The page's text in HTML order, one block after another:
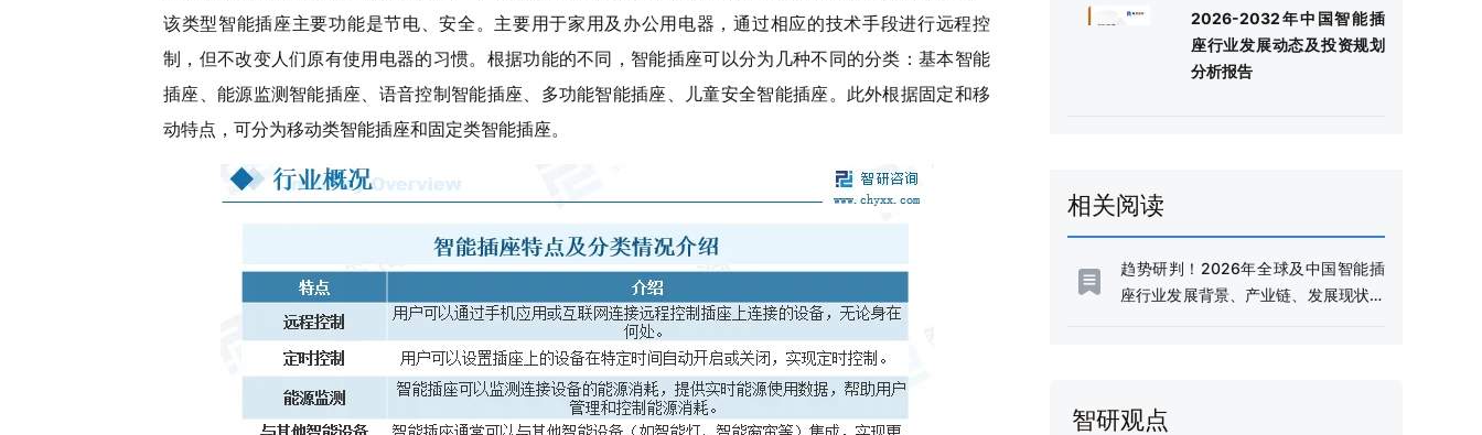
该类型智能插座主要功能是节电、安全。主要用于家用及办公用电器，通过相应的技术手段进行远程控
制，但不改变人们原有使用电器的习惯。根据功能的不同，智能插座可以分为几种不同的分类：基本智能
插座、能源监测智能插座、语音控制智能插座、多功能智能插座、儿童安全智能插座。此外根据固定和移
动特点，可分为移动类智能插座和固定类智能插座。
2026-2032年中国智能插
座行业发展动态及投资规划
分析报告
相关阅读
趋势研判！2026年全球及中国智能插
座行业发展背景、产业链、发展现状、
智研观点